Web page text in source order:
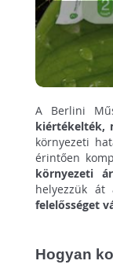
A Berlini
kiértékelték,
környezeti
érintően
környezeti
helyezzük át
felelősséget
Hogyan